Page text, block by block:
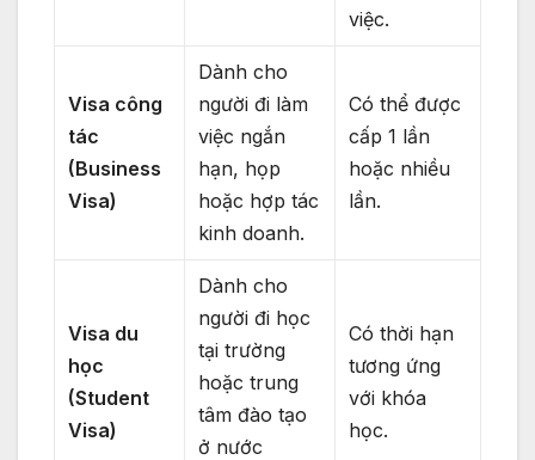
việc.
Visa công
tác
(Business
Visa)
Dành cho
người đi làm
việc ngắn
hạn, họp
hoặc hợp tác
kinh doanh.
Có thể được
cấp 1 lần
hoặc nhiều
lần.
Visa du
học
(Student
Visa)
Dành cho
người đi học
tại trường
hoặc trung
tâm đào tạo
ở nước
Có thời hạn
tương ứng
với khóa
học.